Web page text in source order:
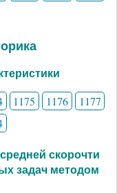
1175 1176
1177
скорочти
задач методом